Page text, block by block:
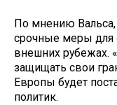
По мнению
срочные меры для
внешних рубежах.
защищать свои
Европы будет
политик.